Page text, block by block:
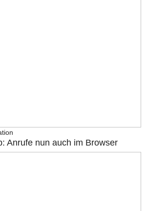
Anrufe nun auch im Browser